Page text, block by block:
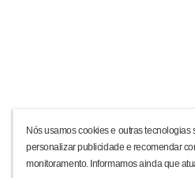
Nós usamos cookies e outras
personalizar publicidade e recomendar
monitoramento. Informamos ainda que